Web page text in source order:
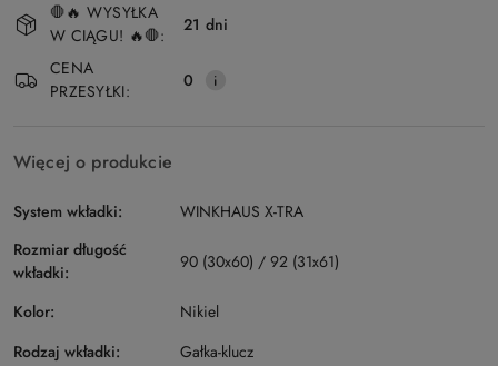
i
dostawa
🛑🔥 WYSYŁKA
W CIĄGU! 🔥🛑:
21 dni
CENA
PRZESYŁKI:
0
Więcej o produkcie
System wkładki:
WINKHAUS X-TRA
Rozmiar długość
wkładki:
90 (30x60) / 92 (31x61)
Kolor:
Nikiel
Rodzaj wkładki:
Gałka-klucz